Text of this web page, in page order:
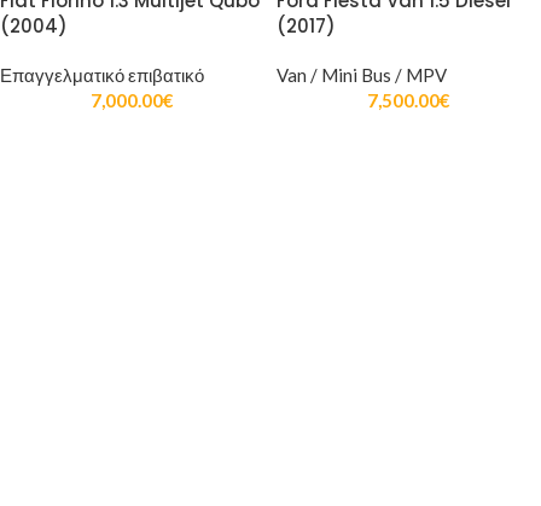
(2004)
Επαγγελματικό επιβατικό
7,000.00€
(2017)
Van / Mini Bus / MPV
7,500.00€